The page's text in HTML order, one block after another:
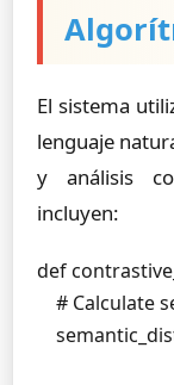
El sistema
lenguaje
y análisis
incluyen:
def
#